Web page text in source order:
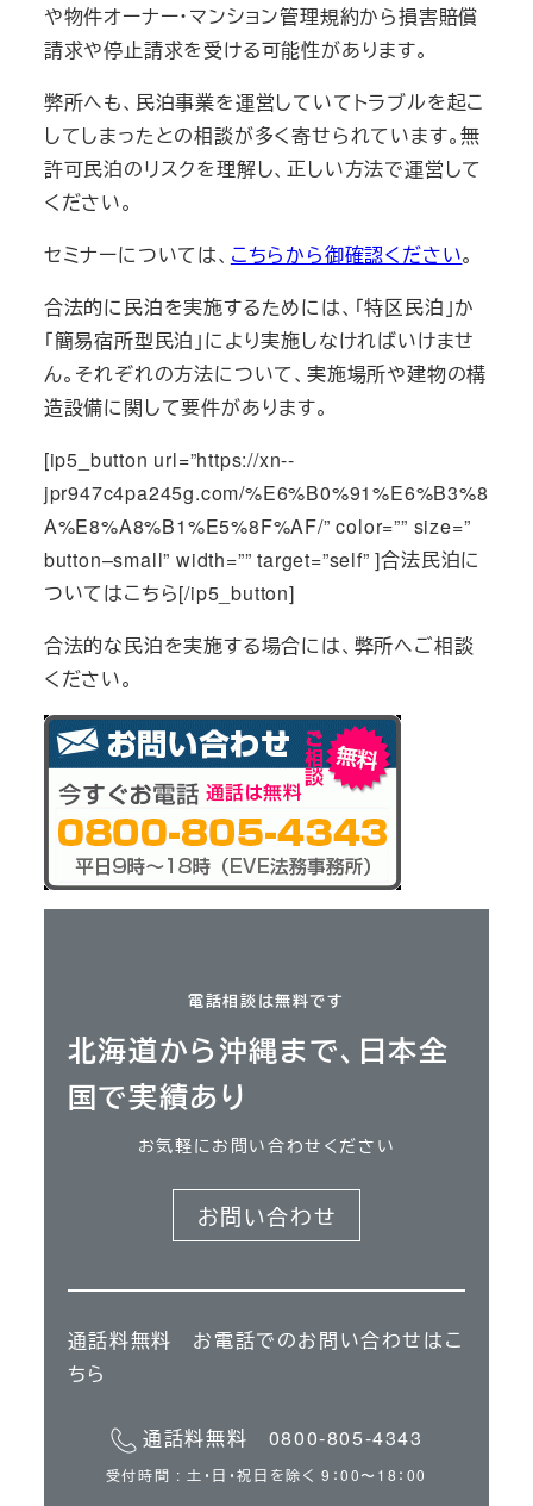
や物件オーナー・マンション管理規約から損害賠償
請求や停止請求を受ける可能性があります。
弊所へも、民泊事業を運営していてトラブルを起こ
してしまったとの相談が多く寄せられています。無
許可民泊のリスクを理解し、正しい方法で運営して
ください。
セミナーについては、 こちらから御確認ください。
合法的に民泊を実施するためには、「特区民泊」か
「簡易宿所型民泊」により実施しなければいけませ
ん。それぞれの方法について、実施場所や建物の構
造設備に関して要件があります。
[ip5_button url=”https://xn--
jpr947c4pa245g.com/%E6%B0%91%E6%B3%8
A%E8%A8%B1%E5%8F%AF/” color=”” size=”
button–small” width=”” target=”self” ]合法民泊に
ついてはこちら[/ip5_button]
合法的な民泊を実施する場合には、弊所へご相談
ください。
電話相談は無料です
北海道から沖縄まで、日本全
国で実績あり
お気軽にお問い合わせください
お問い合わせ
通話料無料 お電話でのお問い合わせはこ
ちら
通話料無料 0800-805-4343
受付時間 : 土・日・祝日を除く 9：00〜18：00